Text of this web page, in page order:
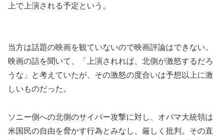
上で上演される予定という。
当方は話題の映画を観ていないので映画評論はできない。
映画の話を聞いて、「上演されれば、北側が激怒するだろ
うな」と考えていたが、その激怒の度合いは予想以上に激
しいものだった。
ソニー側への北側のサイバー攻撃に対し、オバマ大統領は
米国民の自由を脅かす行為とみなし、厳しく批判。その直